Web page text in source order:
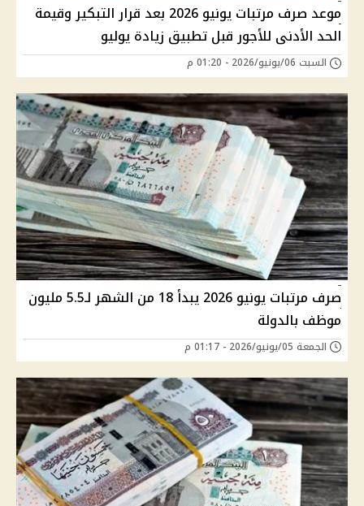
موعد صرف مرتبات يونيو 2026 بعد قرار التبكير وقيمة
الحد الأدنى للأجور قبل تطبيق زيادة يوليو
السبت 06/يونيو/2026 - 01:20 م
صرف مرتبات يونيو 2026 يبدأ 18 من الشهر لـ5.5 مليون
موظف بالدولة
الجمعة 05/يونيو/2026 - 01:17 م